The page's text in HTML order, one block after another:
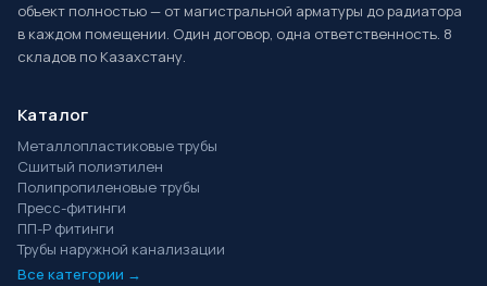
объект полностью — от магистральной арматуры до радиатора
в каждом помещении. Один договор, одна ответственность. 8
складов по Казахстану.
Каталог
Металлопластиковые трубы
Сшитый полиэтилен
Полипропиленовые трубы
Пресс-фитинги
ПП-Р фитинги
Трубы наружной канализации
Все категории →